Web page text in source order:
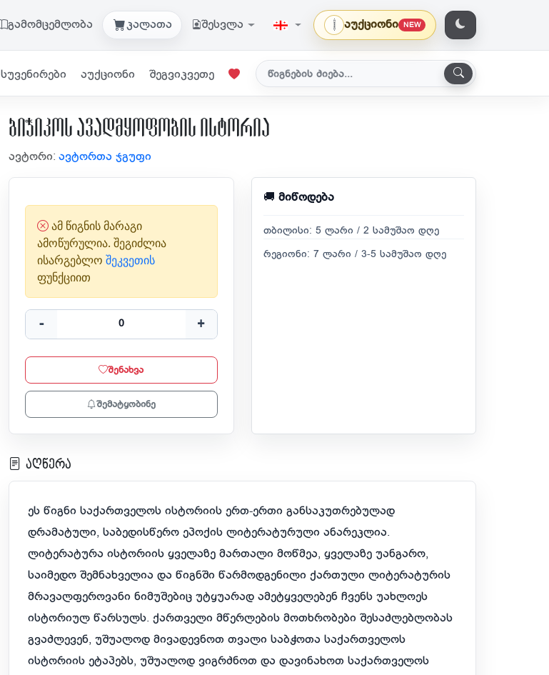
გამომცემლობა კალათა შესვლა აუქციონი NEW
სუვენირები აუქციონი შეგვიკვეთე
ბიჭიკოს ავადმყოფობის ისტორია
ავტორი: ავტორთა ჯგუფი
ამ წიგნის მარაგი
ამოწურულია. შეგიძლია
ისარგებლო შეკვეთის
ფუნქციით
- +
შენახვა
შემატყობინე
🚚 მიწოდება
თბილისი: 5 ლარი / 2 სამუშაო დღე
რეგიონი: 7 ლარი / 3-5 სამუშაო დღე
აღწერა
ეს წიგნი საქართველოს ისტორიის ერთ-ერთი განსაკუთრებულად
დრამატული, საბედისწერო ეპოქის ლიტერატურული ანარეკლია.
ლიტერატურა ისტორიის ყველაზე მართალი მოწმეა, ყველაზე უანგარო,
საიმედო შემნახველია და წიგნში წარმოდგენილი ქართული ლიტერატურის
მრავალფეროვანი ნიმუშებიც უტყუარად ამეტყველებენ ჩვენს უახლოეს
ისტორიულ წარსულს. ქართველი მწერლების მოთხრობები შესაძლებლობას
გვაძლევენ, უშუალოდ მივადევნოთ თვალი საბჭოთა საქართველოს
ისტორიის ეტაპებს, უშუალოდ ვიგრძნოთ და დავინახოთ საქართველოს